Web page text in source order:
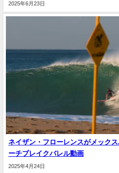
2025年6月23日
ネイザン・フローレンスがメック
ーチブレイクバレル動画
2025年4月24日